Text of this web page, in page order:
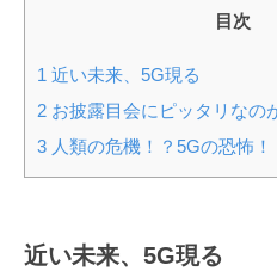
目次
1 近い未来、5G現る
2 お披露目会にピッタリなの
3 人類の危機！？5Gの恐怖！
近い未来、5G現る